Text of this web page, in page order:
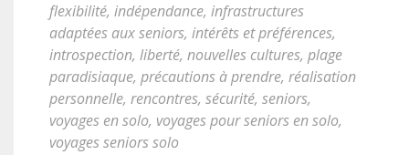
flexibilité, indépendance, infrastructures
adaptées aux seniors, intérêts et préférences,
introspection, liberté, nouvelles cultures, plage
paradisiaque, précautions à prendre, réalisation
personnelle, rencontres, sécurité, seniors,
voyages en solo, voyages pour seniors en solo,
voyages seniors solo